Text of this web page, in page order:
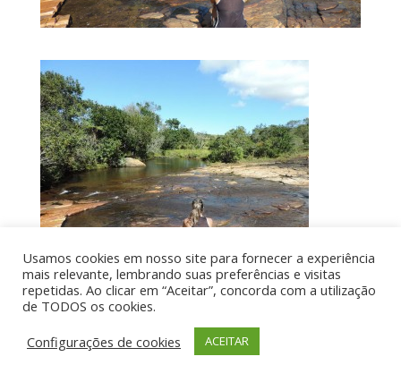
por UIA WEB
Usamos cookies em nosso site para fornecer a experiência
mais relevante, lembrando suas preferências e visitas
repetidas. Ao clicar em “Aceitar”, concorda com a utilização
de TODOS os cookies.
Configurações de cookies
ACEITAR